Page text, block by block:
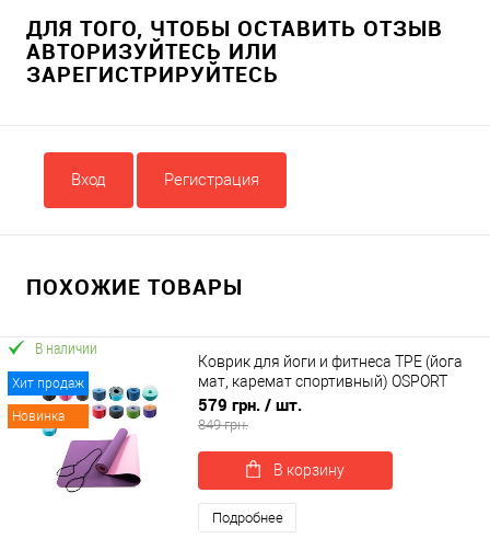
ДЛЯ ТОГО, ЧТОБЫ ОСТАВИТЬ ОТЗЫВ
АВТОРИЗУЙТЕСЬ ИЛИ
ЗАРЕГИСТРИРУЙТЕСЬ
Вход Регистрация
ПОХОЖИЕ ТОВАРЫ
Хит продаж
Новинка
В наличии
Коврик для йоги и фитнеса TPE (йога
мат, каремат спортивный) OSPORT
Yoga ECO Pro 6мм (FI-0076)
579 грн. / шт.
849 грн.
В корзину
Подробнее